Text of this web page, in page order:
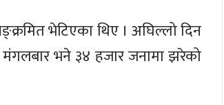
भेटिएका थिए । अघिल्लो दिन
भने ३४ हजार जनामा झरेको